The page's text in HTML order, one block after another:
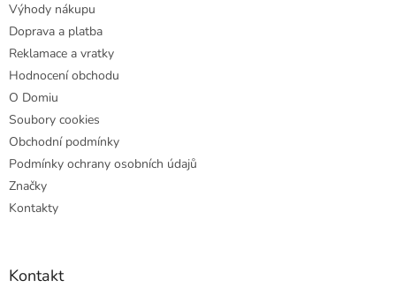
Výhody nákupu
Doprava a platba
Reklamace a vratky
Hodnocení obchodu
O Domiu
Soubory cookies
Obchodní podmínky
Podmínky ochrany osobních údajů
Značky
Kontakty
Kontakt